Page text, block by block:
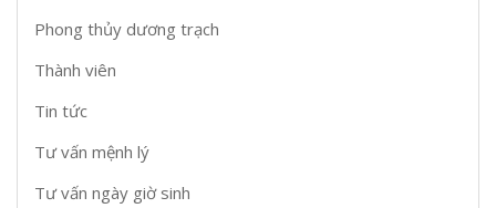
Phong thủy dương trạch
Thành viên
Tin tức
Tư vấn mệnh lý
Tư vấn ngày giờ sinh